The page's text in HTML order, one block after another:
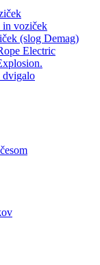
in voziček
(slog Demag)
Electric
dvigalo